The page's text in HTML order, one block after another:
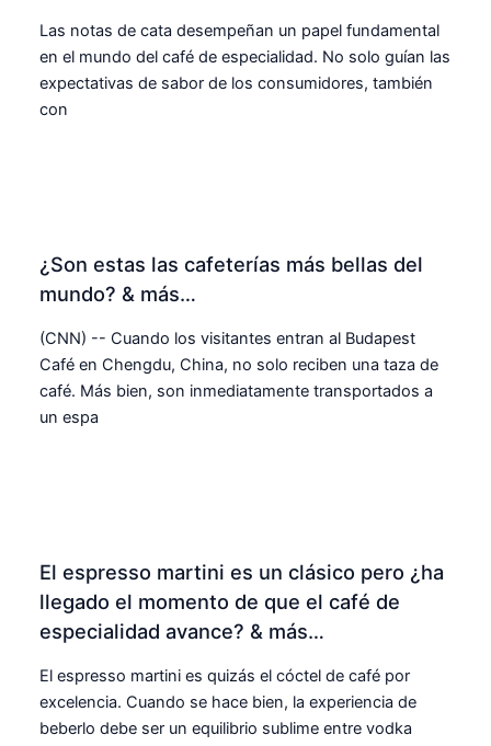
Las notas de cata desempeñan un papel fundamental
en el mundo del café de especialidad. No solo guían las
expectativas de sabor de los consumidores, también
con
¿Son estas las cafeterías más bellas del
mundo? & más…
(CNN) -- Cuando los visitantes entran al Budapest
Café en Chengdu, China, no solo reciben una taza de
café. Más bien, son inmediatamente transportados a
un espa
El espresso martini es un clásico pero ¿ha
llegado el momento de que el café de
especialidad avance? & más…
El espresso martini es quizás el cóctel de café por
excelencia. Cuando se hace bien, la experiencia de
beberlo debe ser un equilibrio sublime entre vodka